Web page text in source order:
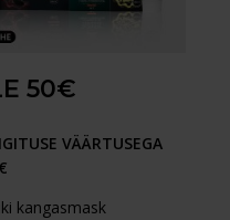
50€
VÄÄRTUSEGA
kangasmask